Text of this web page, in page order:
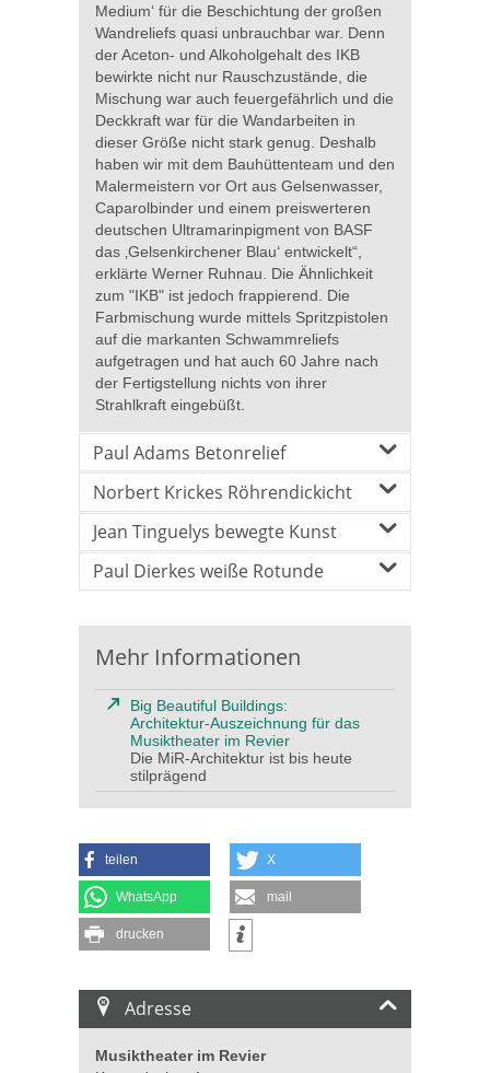
Medium‘ für die Beschichtung der großen
Wandreliefs quasi unbrauchbar war. Denn
der Aceton- und Alkoholgehalt des IKB
bewirkte nicht nur Rauschzustände, die
Mischung war auch feuergefährlich und die
Deckkraft war für die Wandarbeiten in
dieser Größe nicht stark genug. Deshalb
haben wir mit dem Bauhüttenteam und den
Malermeistern vor Ort aus Gelsenwasser,
Caparolbinder und einem preiswerteren
deutschen Ultramarinpigment von BASF
das ‚Gelsenkirchener Blau‘ entwickelt“,
erklärte Werner Ruhnau. Die Ähnlichkeit
zum "IKB" ist jedoch frappierend. Die
Farbmischung wurde mittels Spritzpistolen
auf die markanten Schwammreliefs
aufgetragen und hat auch 60 Jahre nach
der Fertigstellung nichts von ihrer
Strahlkraft eingebüßt.
Paul Adams Betonrelief
Norbert Krickes Röhrendickicht
Jean Tinguelys bewegte Kunst
Paul Dierkes weiße Rotunde
Mehr Informationen
Big Beautiful Buildings:
Architektur-Auszeichnung für das
Musiktheater im Revier
Die MiR-Architektur ist bis heute
stilprägend
teilen X
WhatsApp mail
drucken
Adresse
Musiktheater im Revier